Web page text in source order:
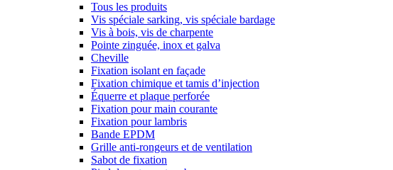
Tous les produits
Vis spéciale sarking, vis spéciale bardage
Vis à bois, vis de charpente
Pointe zinguée, inox et galva
Cheville
Fixation isolant en façade
Fixation chimique et tamis d’injection
Équerre et plaque perforée
Fixation pour main courante
Fixation pour lambris
Bande EPDM
Grille anti-rongeurs et de ventilation
Sabot de fixation